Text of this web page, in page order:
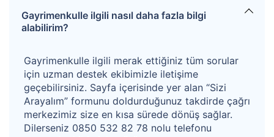
sağlanmaktadır.
Zemin kattan bina girişine göre arka cephede konumlu
olup kuzey, doğu ve batı yönlerine bakmaktadır. Onaylı
kat irtifak projesine göre alanı brüt 242 m2 dir. Daire;
Salon, 4 adet oda, mutfak, banyo, lvb+wc, antre, hol,
Gayrimenkulle ilgili nasıl daha fazla bilgi
alabilirim?
Gayrimenkulle ilgili merak ettiğiniz tüm sorular
için uzman destek ekibimizle iletişime
geçebilirsiniz. Sayfa içerisinde yer alan “Sizi
Arayalım” formunu doldurduğunuz takdirde çağrı
merkezimiz size en kısa sürede dönüş sağlar.
Dilerseniz 0850 532 82 78 nolu telefonu